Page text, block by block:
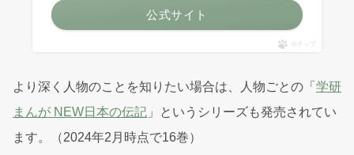
公式サイト
ポチップ
より深く人物のことを知りたい場合は、人物ごとの「 学研
まんが NEW日本の伝記 」というシリーズも発売されてい
ます。（2024年2月時点で16巻）